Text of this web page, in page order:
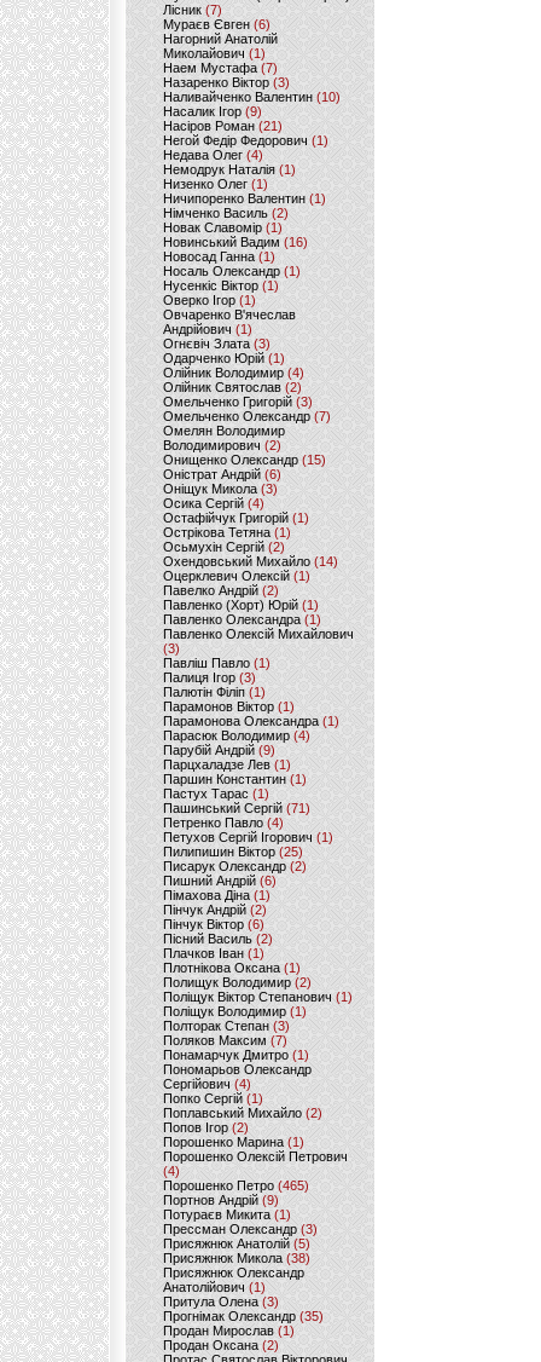
Лісник (7)
Мураєв Євген(6)
Нагорний Анатолій
Миколайович (1)
Наем Мустафа (7)
Назаренко Віктор (3)
Наливайченко Валентин (10)
Насалик Ігор(9)
Насіров Роман (21)
Негой Федір Федорович(1)
Недава Олег(4)
Немодрук Наталія(1)
Низенко Олег (1)
Ничипоренко Валентин (1)
Німченко Василь (2)
Новак Славомір (1)
Новинський Вадим (16)
Новосад Ганна (1)
Носаль Олександр (1)
Нусенкіс Віктор (1)
Оверко Ігор (1)
Овчаренко В'ячеслав
Андрійович(1)
Огнєвіч Злата (3)
Одарченко Юрій(1)
Олійник Володимир (4)
Олійник Святослав (2)
Омельченко Григорій (3)
Омельченко Олександр(7)
Омелян Володимир
Володимирович (2)
Онищенко Олександр (15)
Оністрат Андрій (6)
Оніщук Микола (3)
Осика Сергій(4)
Остафійчук Григорій(1)
Острікова Тетяна (1)
Осьмухін Сергій (2)
Охендовський Михайло (14)
Оцерклевич Олексій (1)
Павелко Андрій (2)
Павленко (Хорт) Юрій (1)
Павленко Олександра (1)
Павленко Олексій Михайлович
(3)
Павліш Павло(1)
Палиця Ігор (3)
Палютін Філіп(1)
Парамонов Віктор (1)
Парамонова Олександра(1)
Парасюк Володимир(4)
Парубій Андрій (9)
Парцхаладзе Лев (1)
Паршин Константин(1)
Пастух Тарас (1)
Пашинський Сергій (71)
Петренко Павло (4)
Петухов Сергій Ігорович (1)
Пилипишин Віктор(25)
Писарук Олександр(2)
Пишний Андрій (6)
Пімахова Діна(1)
Пінчук Андрій(2)
Пінчук Віктор (6)
Пісний Василь (2)
Плачков Іван(1)
Плотнікова Оксана (1)
Полищук Володимир(2)
Поліщук Віктор Степанович(1)
Поліщук Володимир (1)
Полторак Степан(3)
Поляков Максим (7)
Понамарчук Дмитро (1)
Пономарьов Олександр
Сергійович(4)
Попко Сергій (1)
Поплавський Михайло (2)
Попов Ігор(2)
Порошенко Марина (1)
Порошенко Олексій Петрович
(4)
Порошенко Петро (465)
Портнов Андрій (9)
Потураєв Микита(1)
Прессман Олександр(3)
Присяжнюк Анатолій (5)
Присяжнюк Микола (38)
Присяжнюк Олександр
Анатолійович (1)
Притула Олена (3)
Прогнімак Олександр(35)
Продан Мирослав(1)
Продан Оксана (2)